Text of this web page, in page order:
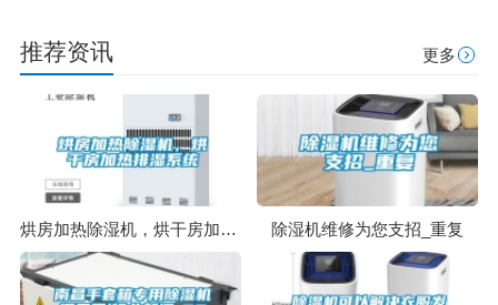
推荐资讯 更多
烘房加热除湿机，烘干房加热排湿系统 除湿机维修为您支招_重复